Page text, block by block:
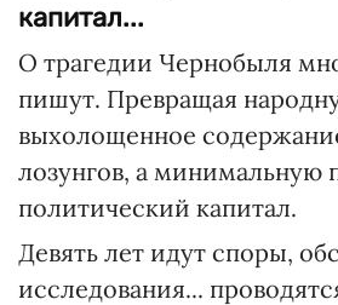
капитал...
О трагедии Чернобыля
пишут. Превращая
выхолощенное
лозунгов, а минимальную
политический капитал.
Девять лет идут споры,
исследования...